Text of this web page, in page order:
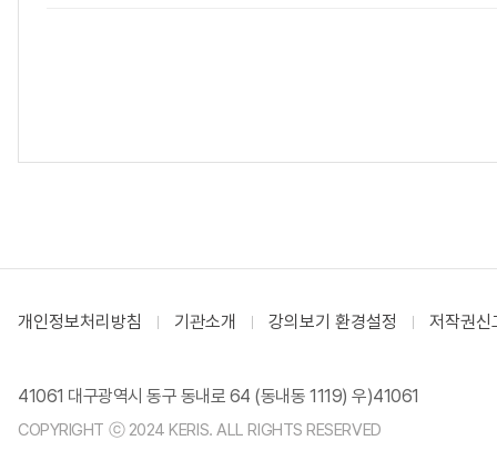
개인정보처리방침 기관소개 강의보기 환경설정 저작권신
41061 대구광역시 동구 동내로 64 (동내동 1119) 우)41061
COPYRIGHT ⓒ 2024 KERIS. ALL RIGHTS RESERVED